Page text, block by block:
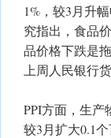
1%，较3月升
究指出，食品
品价格下跌是
上周人民银行
PPI方面，生产
较3月扩大0.1